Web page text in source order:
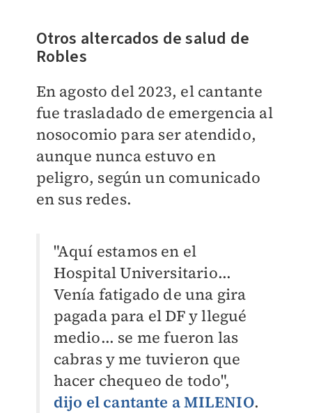
​Otros altercados de salud de
Robles
En agosto del 2023, el cantante
fue trasladado de emergencia al
nosocomio para ser atendido,
aunque nunca estuvo en
peligro, según un comunicado
en sus redes.
"Aquí estamos en el
Hospital Universitario...
Venía fatigado de una gira
pagada para el DF y llegué
medio... se me fueron las
cabras y me tuvieron que
hacer chequeo de todo",
dijo el cantante aMILENIO.